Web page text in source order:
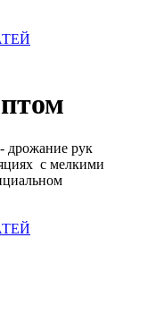
дрожание рук
с мелкими